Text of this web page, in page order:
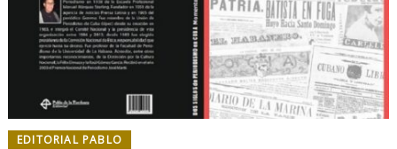
EDITORIAL PABLO